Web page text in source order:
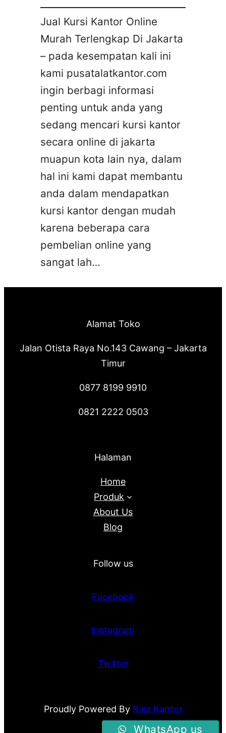
Jual Kursi Kantor Online
Murah Terlengkap Di Jakarta
– pada kesempatan kali ini
kami pusatalatkantor.com
ingin berbagi informasi
penting untuk anda yang
sedang mencari kursi kantor
secara online di jakarta
muapun kota lain nya, dalam
hal ini kami dapat membantu
anda dalam mendapatkan
kursi kantor dengan mudah
karena beberapa cara
pembelian online yang
sangat lah…
Alamat Toko
Jalan Otista Raya No.143 Cawang – Jakarta
Timur
0877 8199 9910
0821 2222 0503
Halaman
Home
Produk
About Us
Blog
Follow us
Facebook
Instagram
Twitter
Proudly Powered By Raja Kantor
WhatsApp us